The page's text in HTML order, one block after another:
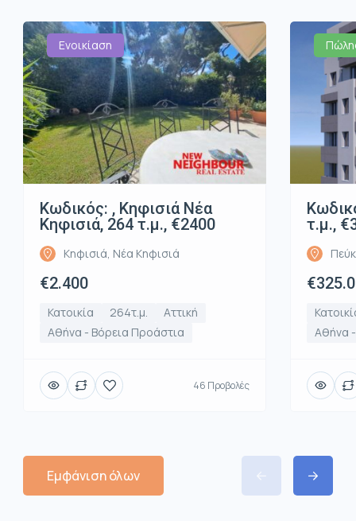
Ενοικίαση
Κωδικός: , Κηφισιά Νέα
Κηφισιά, 264 τ.μ., €2400
Κηφισιά, Νέα Κηφισιά
€2.400
Κατοικία 264τ.μ.
Αττική
Αθήνα - Βόρεια Προάστια
46 Προβολές
τ.μ.,
Αθήνα
Εμφάνιση όλων